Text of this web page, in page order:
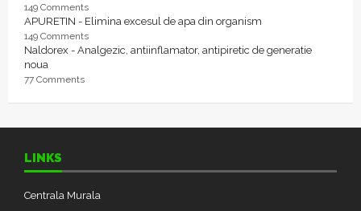
149 Comments
APURETIN - Elimina excesul de apa din organism
149 Comments
Naldorex - Analgezic, antiinflamator, antipiretic de generatie
noua
77 Comments
LINKS
Centrala Murala